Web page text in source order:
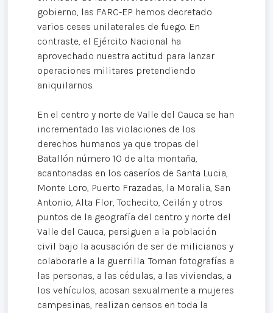
gobierno, las FARC-EP hemos decretado
varios ceses unilaterales de fuego. En
contraste, el Ejército Nacional ha
aprovechado nuestra actitud para lanzar
operaciones militares pretendiendo
aniquilarnos.
En el centro y norte de Valle del Cauca se han
incrementado las violaciones de los
derechos humanos ya que tropas del
Batallón número 10 de alta montaña,
acantonadas en los caseríos de Santa Lucia,
Monte Loro, Puerto Frazadas, la Moralia, San
Antonio, Alta Flor, Tochecito, Ceilán y otros
puntos de la geografía del centro y norte del
Valle del Cauca, persiguen a la población
civil bajo la acusación de ser de milicianos y
colaborarle a la guerrilla. Toman fotografías a
las personas, a las cédulas, a las viviendas, a
los vehículos, acosan sexualmente a mujeres
campesinas, realizan censos en toda la